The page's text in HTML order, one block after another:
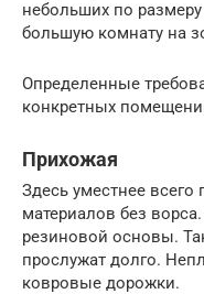
небольших по
большую комнату на
Определенные
конкретных
Прихожая
Здесь уместнее всего
материалов без
резиновой основы.
прослужат долго.
ковровые дорожки.